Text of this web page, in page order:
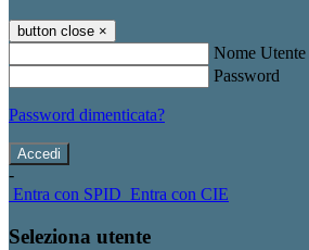
button close ×
Nome Utente
Password
Password dimenticata?
-
Entra con SPID Entra con CIE
Seleziona utente